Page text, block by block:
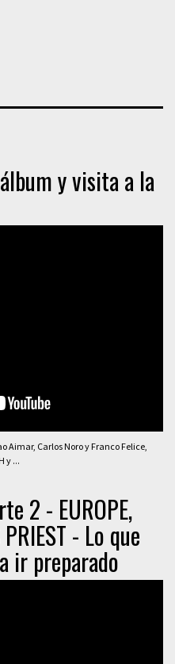
y visita a la
Aimar, Carlos Noro y Franco Felice,
y ...
2 - EUROPE,
- Lo que
ir preparado